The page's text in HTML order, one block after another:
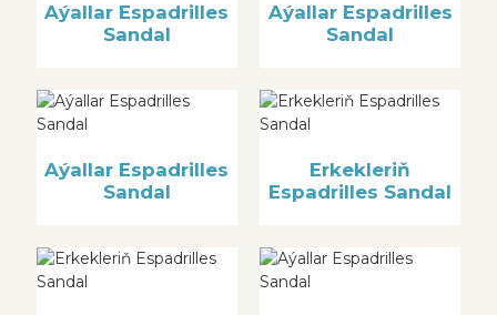
Aýallar Espadrilles
Sandal
Aýallar Espadrilles
Sandal
Aýallar Espadrilles
Sandal
Erkekleriň
Espadrilles Sandal